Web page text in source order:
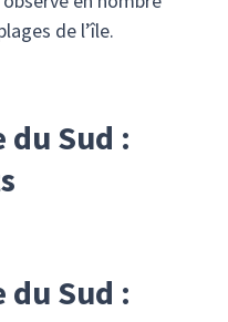
de l’île.
Sud :
Sud :